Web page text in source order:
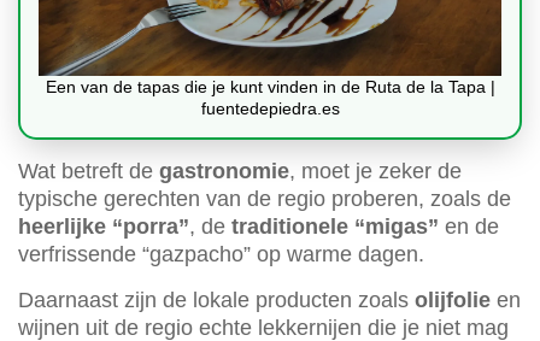
Een van de tapas die je kunt vinden in de Ruta de la Tapa |
fuentedepiedra.es
Wat betreft de gastronomie, moet je zeker de
typische gerechten van de regio proberen, zoals de
heerlijke “porra”, de traditionele “migas” en de
verfrissende “gazpacho” op warme dagen.
Daarnaast zijn de lokale producten zoals olijfolie en
wijnen uit de regio echte lekkernijen die je niet mag